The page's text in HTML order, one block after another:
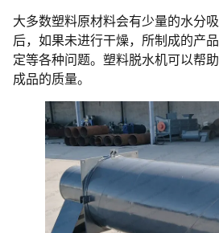
大多数塑料原材料会有少量的水分
后，如果未进行干燥，所制成的产
定等各种问题。塑料脱水机可以帮
成品的质量。